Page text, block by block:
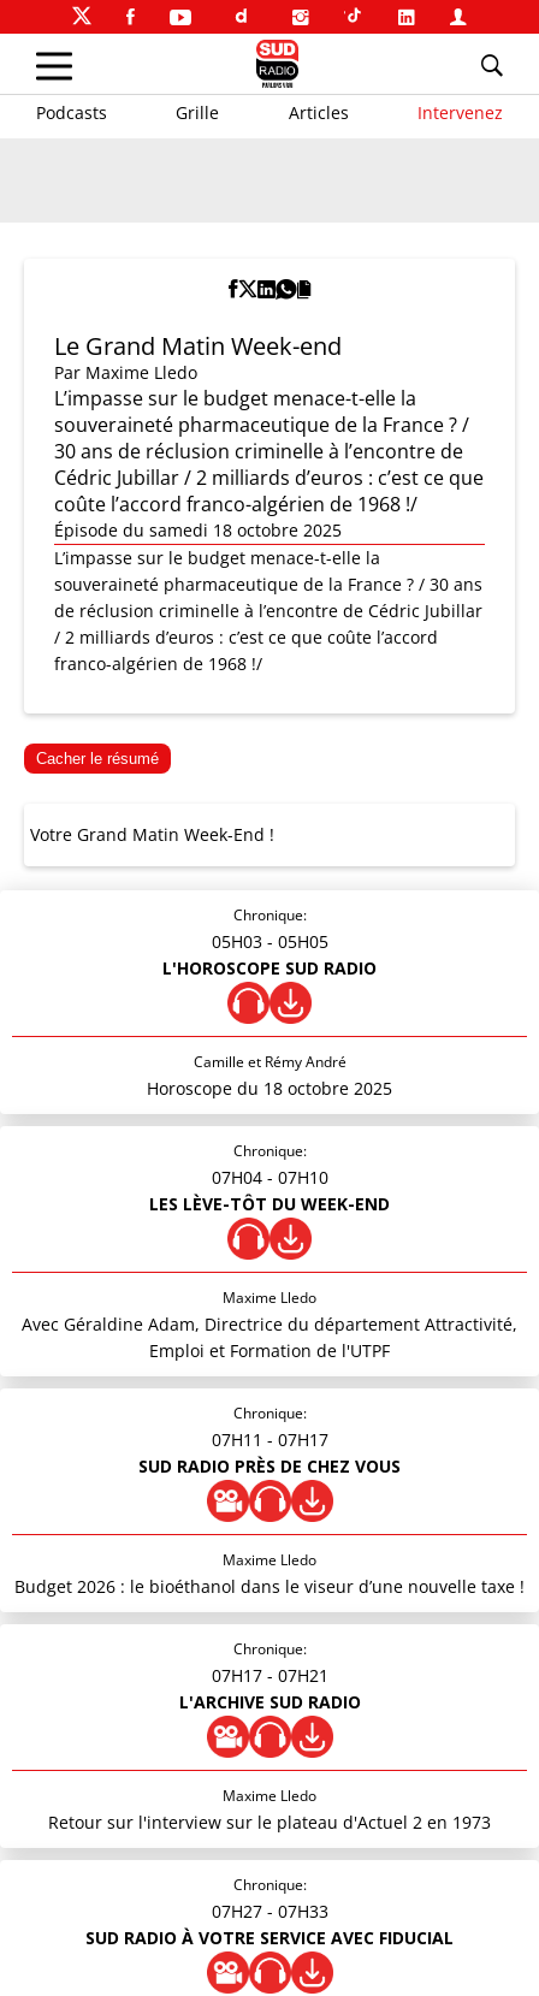
Podcasts Grille Articles Intervenez
Le Grand Matin Week-end
Par Maxime Lledo
L’impasse sur le budget menace-t-elle la
souveraineté pharmaceutique de la France ? /
30 ans de réclusion criminelle à l’encontre de
Cédric Jubillar / 2 milliards d’euros : c’est ce que
coûte l’accord franco-algérien de 1968 !/
Épisode du samedi 18 octobre 2025
L’impasse sur le budget menace-t-elle la
souveraineté pharmaceutique de la France ? / 30 ans
de réclusion criminelle à l’encontre de Cédric Jubillar
/ 2 milliards d’euros : c’est ce que coûte l’accord
franco-algérien de 1968 !/
Cacher le résumé
Votre Grand Matin Week-End !
Chronique:
05H03 - 05H05
L'HOROSCOPE SUD RADIO
Camille et Rémy André
Horoscope du 18 octobre 2025
Chronique:
07H04 - 07H10
LES LÈVE-TÔT DU WEEK-END
Maxime Lledo
Avec Géraldine Adam, Directrice du département Attractivité,
Emploi et Formation de l'UTPF
Chronique:
07H11 - 07H17
SUD RADIO PRÈS DE CHEZ VOUS
Maxime Lledo
Budget 2026 : le bioéthanol dans le viseur d’une nouvelle taxe !
Chronique:
07H17 - 07H21
L'ARCHIVE SUD RADIO
Maxime Lledo
Retour sur l'interview sur le plateau d'Actuel 2 en 1973
Chronique:
07H27 - 07H33
SUD RADIO À VOTRE SERVICE AVEC FIDUCIAL